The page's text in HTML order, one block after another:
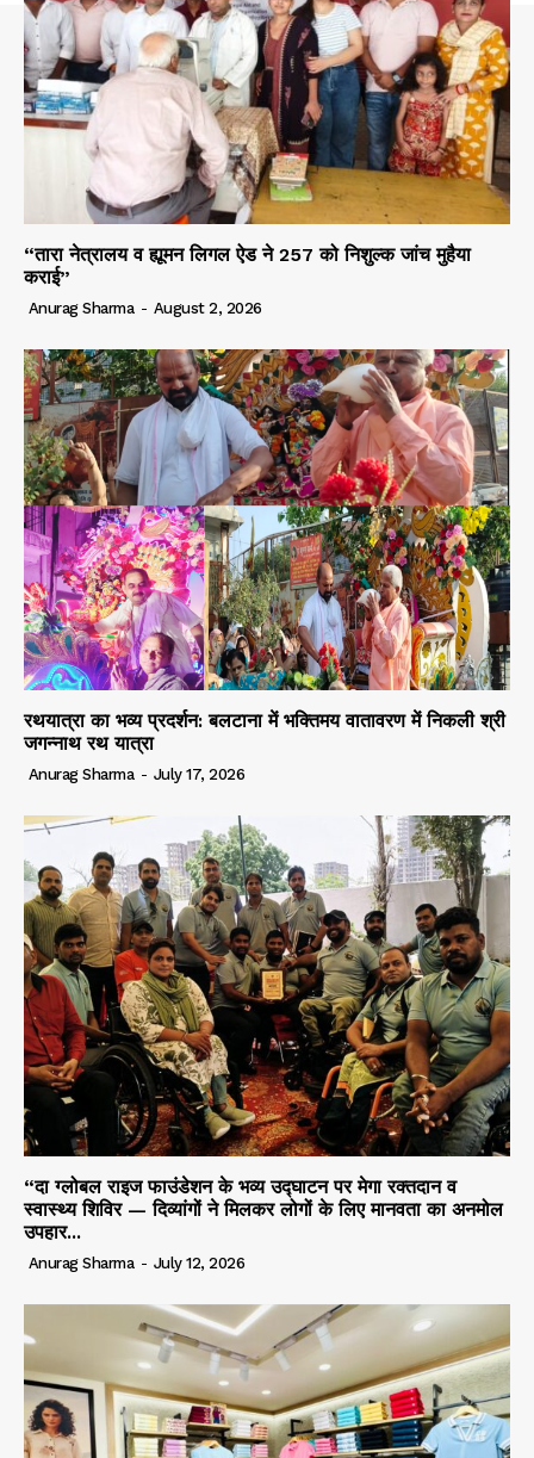
“तारा नेत्रालय व ह्यूमन लिगल ऐड ने 257 को निशुल्क जांच मुहैया
कराई”
Anurag Sharma - August 2, 2026
रथयात्रा का भव्य प्रदर्शन: बलटाना में भक्तिमय वातावरण में निकली श्री
जगन्नाथ रथ यात्रा
Anurag Sharma - July 17, 2026
“दा ग्लोबल राइज फाउंडेशन के भव्य उद्घाटन पर मेगा रक्तदान व
स्वास्थ्य शिविर — दिव्यांगों ने मिलकर लोगों के लिए मानवता का अनमोल
उपहार...
Anurag Sharma - July 12, 2026